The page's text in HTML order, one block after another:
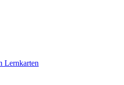
Lernkarten